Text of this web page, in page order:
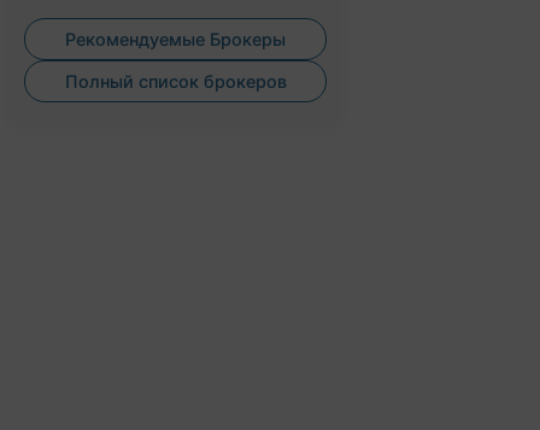
Рекомендуемые Брокеры
Полный список брокеров